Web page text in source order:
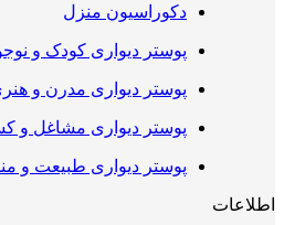
دکوراسیون منزل
پوستر دیواری کودک و
پوستر دیواری مدرن و
پوستر دیواری مشاغل و
پوستر دیواری طبیعت و
اطلاعات